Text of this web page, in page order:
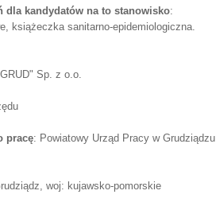
dla kandydatów na to stanowisko:
książeczka sanitarno-epidemiologiczna.
Sp. z o.o.
pracę: Powiatowy Urząd Pracy w Grudziądzu
woj: kujawsko-pomorskie